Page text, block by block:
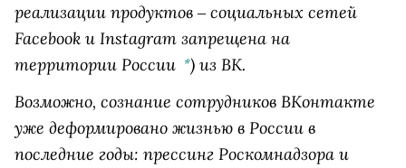
реализации продуктов ‒ социальных сетей
Facebook и Instagram запрещена на
территории России *) из ВК.
Возможно, сознание сотрудников ВКонтакте
уже деформировано жизнью в России в
последние годы: прессинг Роскомнадзора и